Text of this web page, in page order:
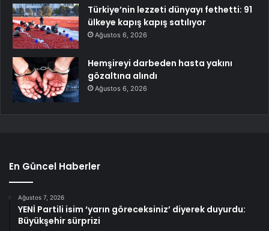
Türkiye’nin lezzeti dünyayı fethetti: 91
ülkeye kapış kapış satılıyor
Ağustos 6, 2026
Hemşireyi darbeden hasta yakını
gözaltına alındı
Ağustos 6, 2026
En Güncel Haberler
Ağustos 7, 2026
YENİ Partili isim ‘yarın göreceksiniz’ diyerek duyurdu:
Büyükşehir sürprizi